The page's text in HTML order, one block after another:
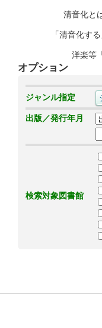
清音化と
「清音化す
洋楽等
オプション
ジャンル指定
出版／発行年月
検索対象図書館